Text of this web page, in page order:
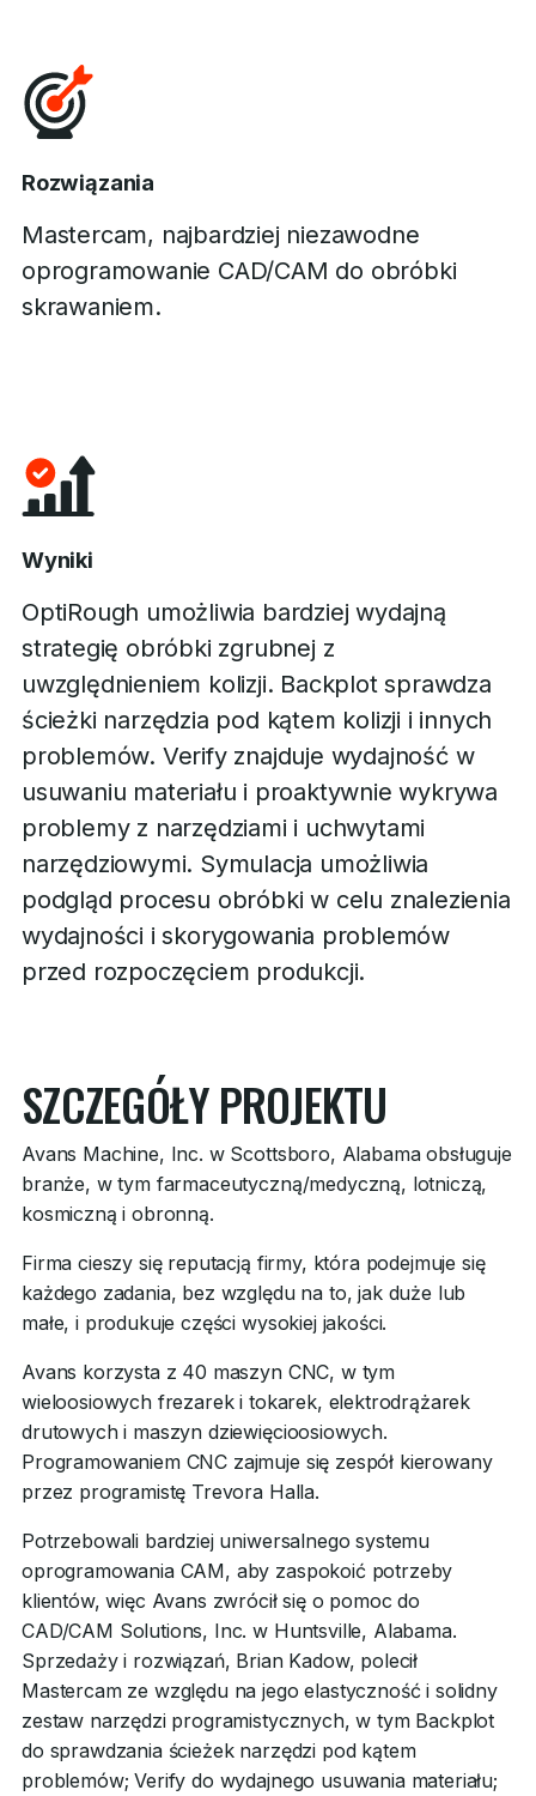
Rozwiązania
Mastercam, najbardziej niezawodne
oprogramowanie CAD/CAM do obróbki
skrawaniem.
Wyniki
OptiRough umożliwia bardziej wydajną
strategię obróbki zgrubnej z
uwzględnieniem kolizji. Backplot sprawdza
ścieżki narzędzia pod kątem kolizji i innych
problemów. Verify znajduje wydajność w
usuwaniu materiału i proaktywnie wykrywa
problemy z narzędziami i uchwytami
narzędziowymi. Symulacja umożliwia
podgląd procesu obróbki w celu znalezienia
wydajności i skorygowania problemów
przed rozpoczęciem produkcji.
SZCZEGÓŁY PROJEKTU
Avans Machine, Inc. w Scottsboro, Alabama obsługuje
branże, w tym farmaceutyczną/medyczną, lotniczą,
kosmiczną i obronną.
Firma cieszy się reputacją firmy, która podejmuje się
każdego zadania, bez względu na to, jak duże lub
małe, i produkuje części wysokiej jakości.
Avans korzysta z 40 maszyn CNC, w tym
wieloosiowych frezarek i tokarek, elektrodrążarek
drutowych i maszyn dziewięcioosiowych.
Programowaniem CNC zajmuje się zespół kierowany
przez programistę Trevora Halla.
Potrzebowali bardziej uniwersalnego systemu
oprogramowania CAM, aby zaspokoić potrzeby
klientów, więc Avans zwrócił się o pomoc do
CAD/CAM Solutions, Inc. w Huntsville, Alabama.
Sprzedaży i rozwiązań, Brian Kadow, polecił
Mastercam ze względu na jego elastyczność i solidny
zestaw narzędzi programistycznych, w tym Backplot
do sprawdzania ścieżek narzędzi pod kątem
problemów; Verify do wydajnego usuwania materiału;